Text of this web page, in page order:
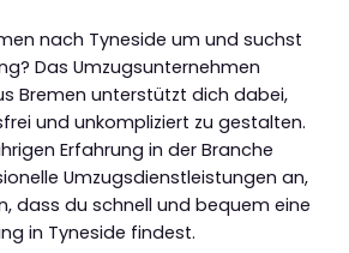
nach Tyneside um und suchst
Das Umzugsunternehmen
Bremen unterstützt dich dabei,
und unkompliziert zu gestalten.
Erfahrung in der Branche
Umzugsdienstleistungen an,
dass du schnell und bequem eine
in Tyneside findest.